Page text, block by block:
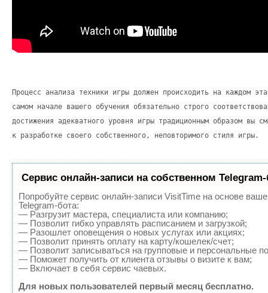
Процесс анализа техники игры должен происходить на каждом
самом начале вашего обучения обязательно строго
достижения адекватного уровня игры традиционным образом вы
к разработке своего собственного, неповторимого стиля игры.
Сервис онлайн-записи на собственном Telegram-
Попробуйте сервис онлайн-записи VisitTime на основе
Telegram-бота:
— Разгрузит мастера, специалиста или компанию;
— Позволит гибко управлять расписанием и загрузкой;
— Разошлет оповещения о новых услугах или акциях;
— Позволит принять оплату на карту/кошелек/счет;
— Позволит записываться на групповые и персональные
— Поможет получить от клиента отзывы о визите к вам;
— Включает в себя сервис чаевых.
Для новых пользователей первый месяц бесплатно.